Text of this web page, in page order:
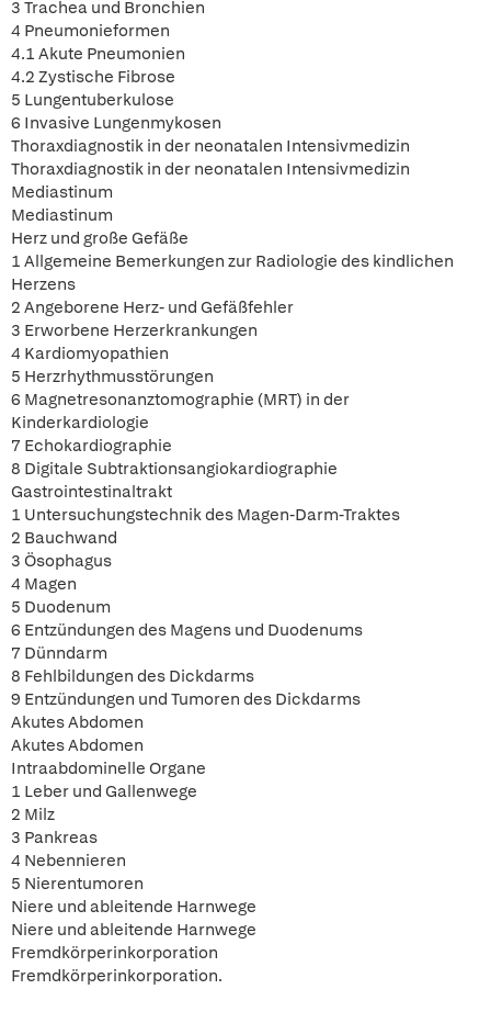
3 Trachea und Bronchien
4 Pneumonieformen
4.1 Akute Pneumonien
4.2 Zystische Fibrose
5 Lungentuberkulose
6 Invasive Lungenmykosen
Thoraxdiagnostik in der neonatalen Intensivmedizin
Thoraxdiagnostik in der neonatalen Intensivmedizin
Mediastinum
Mediastinum
Herz und große Gefäße
1 Allgemeine Bemerkungen zur Radiologie des kindlichen
Herzens
2 Angeborene Herz- und Gefäßfehler
3 Erworbene Herzerkrankungen
4 Kardiomyopathien
5 Herzrhythmusstörungen
6 Magnetresonanztomographie (MRT) in der
Kinderkardiologie
7 Echokardiographie
8 Digitale Subtraktionsangiokardiographie
Gastrointestinaltrakt
1 Untersuchungstechnik des Magen-Darm-Traktes
2 Bauchwand
3 Ösophagus
4 Magen
5 Duodenum
6 Entzündungen des Magens und Duodenums
7 Dünndarm
8 Fehlbildungen des Dickdarms
9 Entzündungen und Tumoren des Dickdarms
Akutes Abdomen
Akutes Abdomen
Intraabdominelle Organe
1 Leber und Gallenwege
2 Milz
3 Pankreas
4 Nebennieren
5 Nierentumoren
Niere und ableitende Harnwege
Niere und ableitende Harnwege
Fremdkörperinkorporation
Fremdkörperinkorporation.